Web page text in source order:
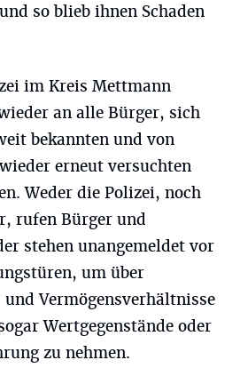
so blieb ihnen Schaden
im Kreis Mettmann
an alle Bürger, sich
bekannten und von
erneut versuchten
Weder die Polizei, noch
rufen Bürger und
stehen unangemeldet vor
um über
Vermögensverhältnisse
Wertgegenstände oder
zu nehmen.